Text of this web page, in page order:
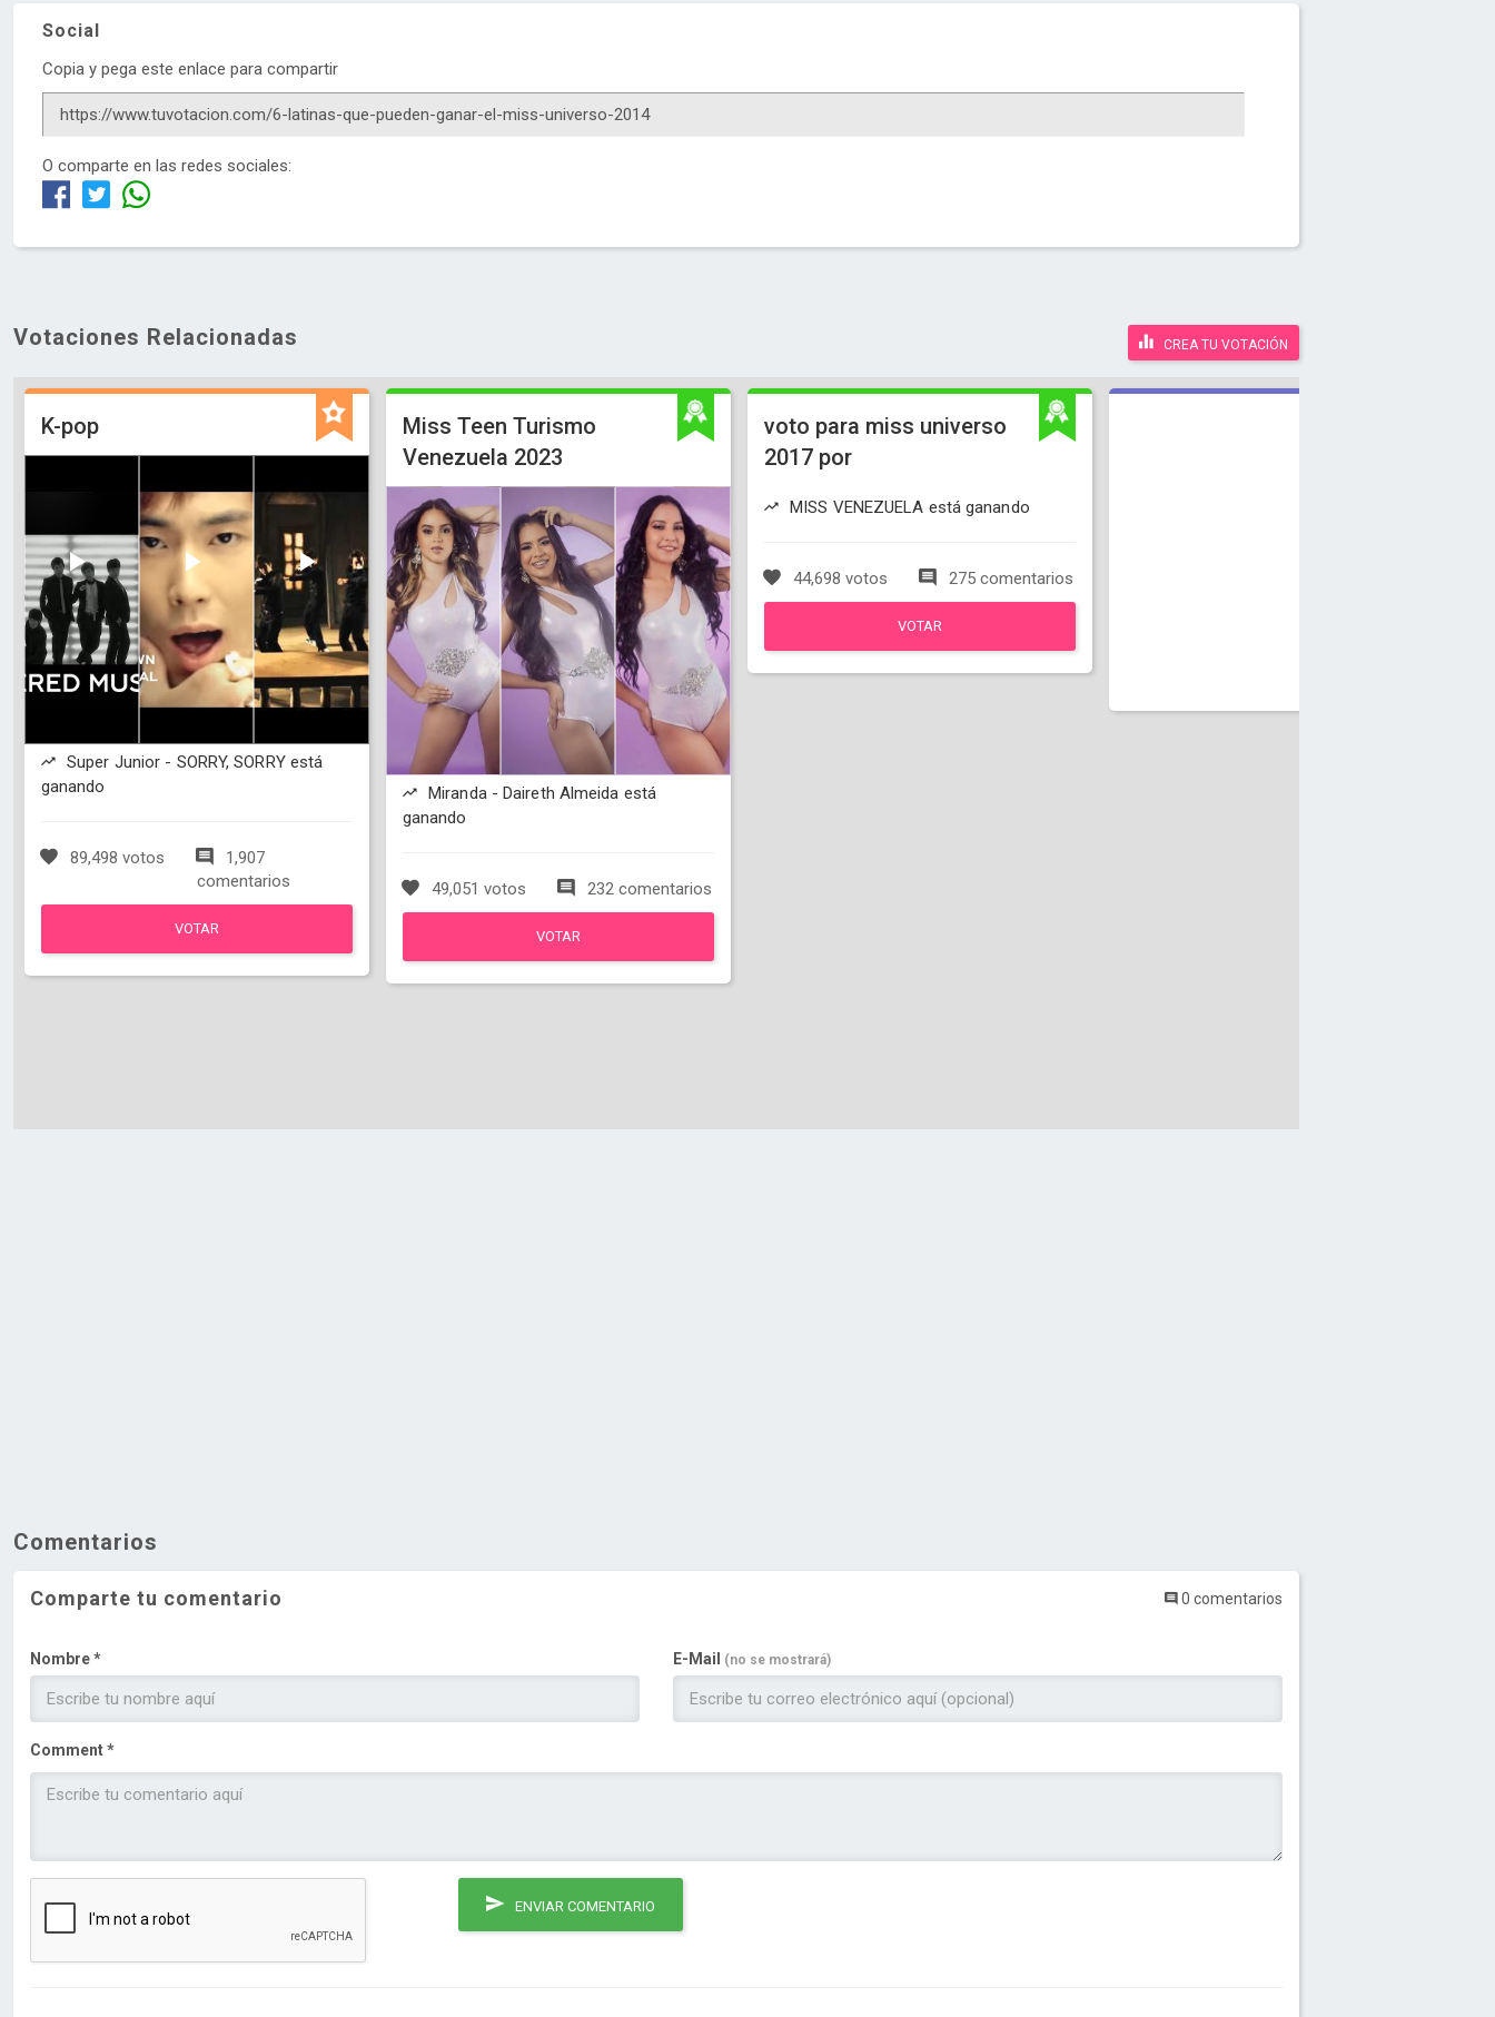
Social
Copia y pega este enlace para compartir
O comparte en las redes sociales:
Votaciones Relacionadas CREA TU VOTACIÓN
K-pop
Super Junior - SORRY, SORRY está
ganando
89,498 votos
1,907
comentarios
VOTAR
Miss Teen Turismo
Venezuela 2023
Miranda - Daireth Almeida está
ganando
49,051 votos 232 comentarios
VOTAR
voto para miss universo
2017 por
MISS VENEZUELA está ganando
44,698 votos 275 comentarios
VOTAR
Comentarios
Comparte tu comentario 0 comentarios
Nombre * E-Mail (no se mostrará)
Comment *
ENVIAR COMENTARIO